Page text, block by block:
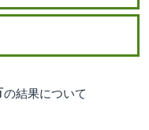
の結果について